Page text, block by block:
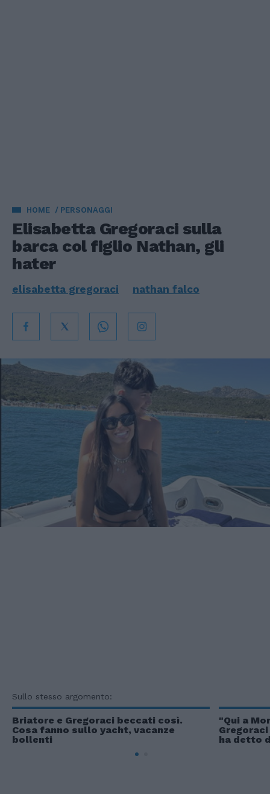
HOME PERSONAGGI
Elisabetta Gregoraci sulla
barca col figlio Nathan, gli
hater
elisabetta gregoraci nathan falco
Sullo stesso argomento:
Briatore e Gregoraci beccati così.
Cosa fanno sullo yacht, vacanze
bollenti
"Qui a
ha detto